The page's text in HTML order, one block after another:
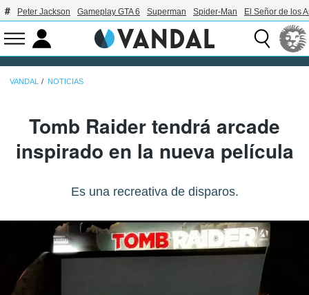
Peter Jackson Gameplay GTA 6 Superman Spider-Man El Señor de los
VANDAL NOTICIAS
Tomb Raider tendrá arcade
inspirado en la nueva película
Es una recreativa de disparos.